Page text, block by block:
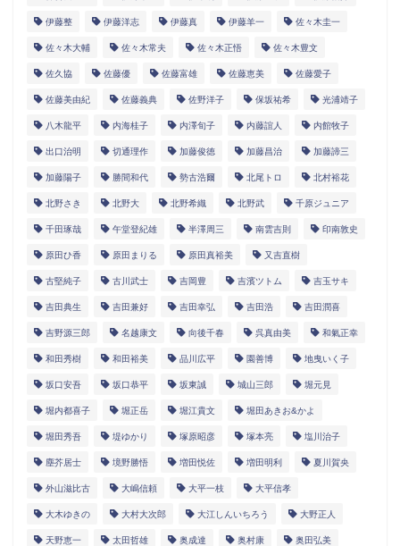
伊藤整 伊藤洋志 伊藤真 伊藤羊一 佐々木圭一
佐々木大輔 佐々木常夫 佐々木正悟 佐々木豊文
佐久協 佐藤優 佐藤富雄 佐藤恵美 佐藤愛子
佐藤美由紀 佐藤義典 佐野洋子 保坂祐希 光浦靖子
八木龍平 内海桂子 内澤旬子 内藤誼人 内館牧子
出口治明 切通理作 加藤俊徳 加藤昌治 加藤諦三
加藤陽子 勝間和代 勢古浩爾 北尾トロ 北村裕花
北野さき 北野大 北野希織 北野武 千原ジュニア
千田琢哉 午堂登紀雄 半澤周三 南雲吉則 印南敦史
原田ひ香 原田まりる 原田真裕美 又吉直樹
古堅純子 古川武士 吉岡豊 吉濱ツトム 吉玉サキ
吉田典生 吉田兼好 吉田幸弘 吉田浩 吉田潤喜
吉野源三郎 名越康文 向後千春 呉真由美 和氣正幸
和田秀樹 和田裕美 品川広平 園善博 地曳いく子
坂口安吾 坂口恭平 坂東誠 城山三郎 堀元見
堀内都喜子 堀正岳 堀江貴文 堀田あきお&かよ
堀田秀吾 堤ゆかり 塚原昭彦 塚本亮 塩川治子
塵芥居士 境野勝悟 増田悦佐 増田明利 夏川賀央
外山滋比古 大嶋信頼 大平一枝 大平信孝
大木ゆきの 大村大次郎 大江しんいちろう 大野正人
天野恵一 太田哲雄 奥成達 奥村康 奥田弘美